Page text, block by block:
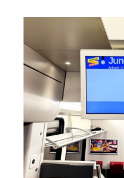
Intéressant également :
on1810
on2800
on2810
on3800
on3900
on4800
on5800
Produits Cisco